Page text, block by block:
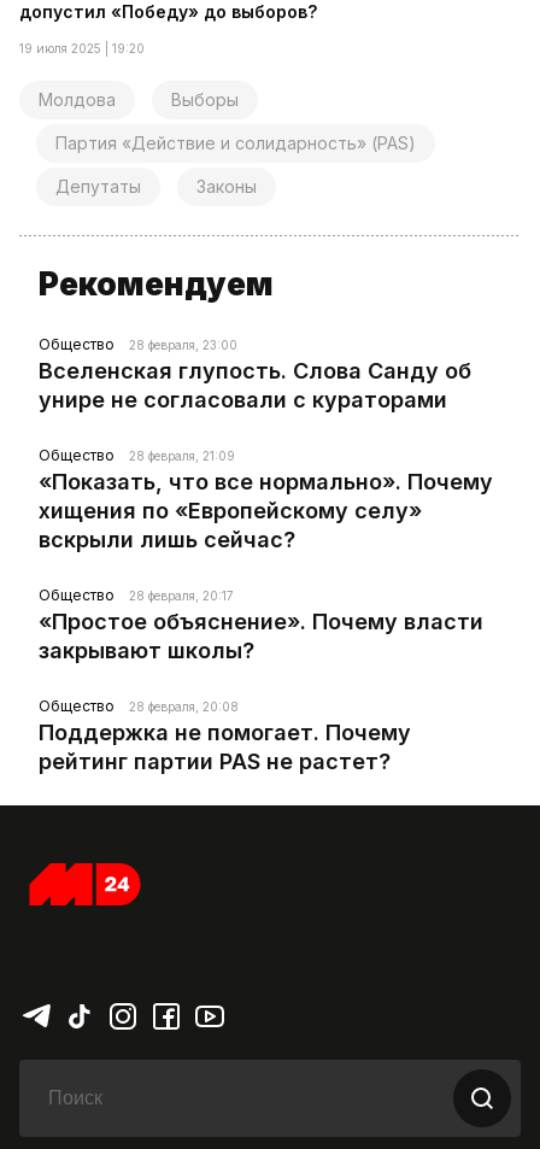
допустил «Победу» до выборов?
19 июля 2025 | 19:20
Молдова Выборы
Партия «Действие и солидарность» (PAS)
Депутаты Законы
Рекомендуем
Общество 28 февраля, 23:00
Вселенская глупость. Слова Санду об
унире не согласовали с кураторами
Общество 28 февраля, 21:09
«Показать, что все нормально». Почему
хищения по «Европейскому селу»
вскрыли лишь сейчас?
Общество 28 февраля, 20:17
«Простое объяснение». Почему власти
закрывают школы?
Общество 28 февраля, 20:08
Поддержка не помогает. Почему
рейтинг партии PAS не растет?